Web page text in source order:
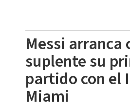
Messi arranca
suplente su
partido con el
Miami